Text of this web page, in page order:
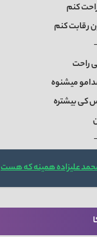
کنم
رقابت کنم
راحت
میشنوه
کی بیشتره
علیزاده همینه که هست